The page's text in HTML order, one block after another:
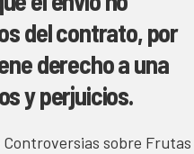
del contrato, por
derecho a una
y perjuicios.
sobre Frutas